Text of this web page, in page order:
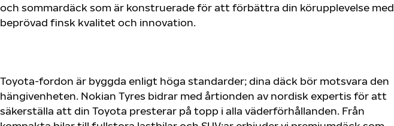
och sommardäck som är konstruerade för att förbättra din körupplevelse med
beprövad finsk kvalitet och innovation.
Toyota-fordon är byggda enligt höga standarder; dina däck bör motsvara den
hängivenheten. Nokian Tyres bidrar med årtionden av nordisk expertis för att
säkerställa att din Toyota presterar på topp i alla väderförhållanden. Från